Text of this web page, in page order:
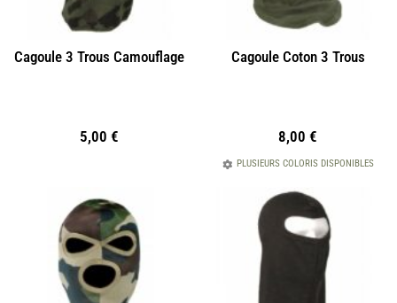
Cagoule 3 Trous Camouflage
5,00 €
Cagoule Coton 3 Trous
8,00 €
PLUSIEURS COLORIS DISPONIBLES